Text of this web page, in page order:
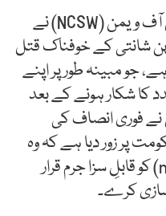
نیشنل کمیشن آن دی اسٹیٹس آف ویمن (NCSW) نے
دلہن شانتی کے خوفناک قتل
جو مبینہ طور پر اپنے
کا شکار ہونے کے بعد
فوری انصاف کی
پر زور دیا ہے کہ وہ
ازدواجی زیادتی (marital rape) کو قابلِ سزا جرم قرار
سازی کرے۔